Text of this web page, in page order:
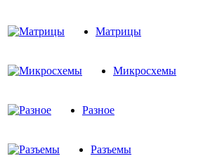
Матрицы
Микросхемы
Разное
Разъемы